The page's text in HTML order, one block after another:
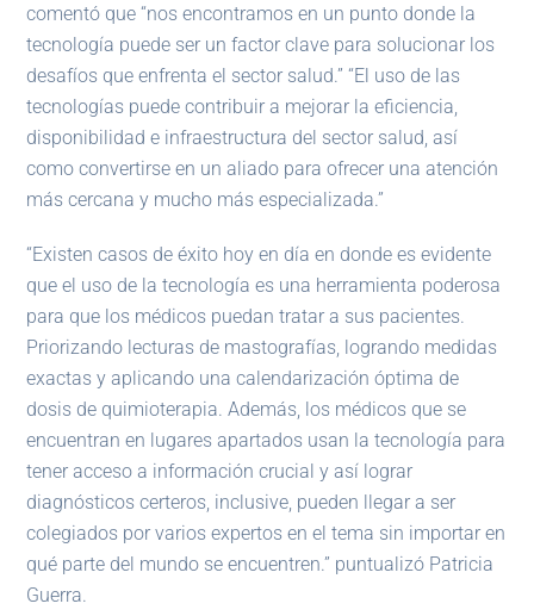
comentó que “nos encontramos en un punto donde la
tecnología puede ser un factor clave para solucionar los
desafíos que enfrenta el sector salud.” “El uso de las
tecnologías puede contribuir a mejorar la eficiencia,
disponibilidad e infraestructura del sector salud, así
como convertirse en un aliado para ofrecer una atención
más cercana y mucho más especializada.”
“Existen casos de éxito hoy en día en donde es evidente
que el uso de la tecnología es una herramienta poderosa
para que los médicos puedan tratar a sus pacientes.
Priorizando lecturas de mastografías, logrando medidas
exactas y aplicando una calendarización óptima de
dosis de quimioterapia. Además, los médicos que se
encuentran en lugares apartados usan la tecnología para
tener acceso a información crucial y así lograr
diagnósticos certeros, inclusive, pueden llegar a ser
colegiados por varios expertos en el tema sin importar en
qué parte del mundo se encuentren.” puntualizó Patricia
Guerra.